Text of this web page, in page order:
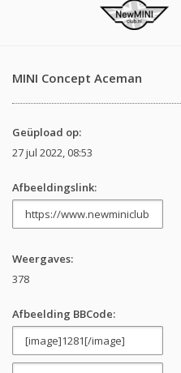
MINI Concept Aceman
Geüpload op:
27 jul 2022, 08:53
Afbeeldingslink:
Weergaves:
378
Afbeelding BBCode: